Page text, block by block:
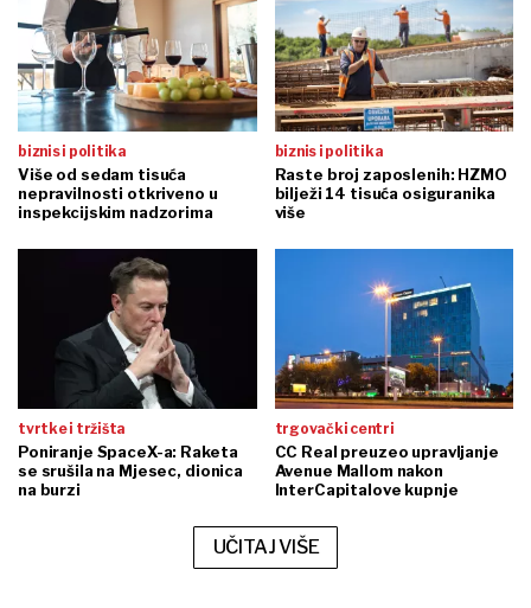
biznis i politika
Više od sedam tisuća
nepravilnosti otkriveno u
inspekcijskim nadzorima
biznis i politika
Raste broj zaposlenih: HZMO
bilježi 14 tisuća osiguranika
više
tvrtke i tržišta
Poniranje SpaceX-a: Raketa
se srušila na Mjesec, dionica
na burzi
trgovački centri
CC Real preuzeo upravljanje
Avenue Mallom nakon
InterCapitalove kupnje
UČITAJ VIŠE